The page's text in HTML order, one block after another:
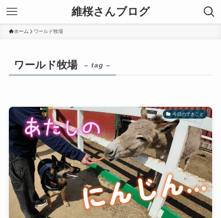
維桜さんブログ
ホーム ワールド牧場
ワールド牧場 – tag –
今日のできごと